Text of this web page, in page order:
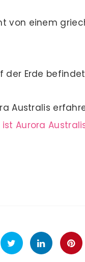
von einem
der Erde
Australis
ist Aurora